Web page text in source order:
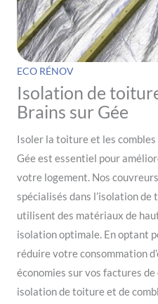
ECO RÉNOV
Isolation de
Brains sur Gée
Isoler la toiture et les
Gée est essentiel pour
votre logement. Nos
spécialisés dans l’isolation
utilisent des matériaux de
isolation optimale. En optant
réduire votre consommation
économies sur vos factures
isolation de toiture et de